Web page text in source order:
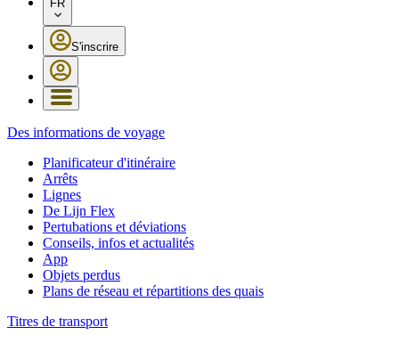
FR
S'inscrire
Des informations de voyage
Planificateur d'itinéraire
Arrêts
Lignes
De Lijn Flex
Pertubations et déviations
Conseils, infos et actualités
App
Objets perdus
Plans de réseau et répartitions des quais
Titres de transport